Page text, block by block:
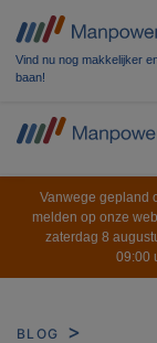
Vind nu nog makkelijker
baan!
Vanwege gepland
melden op onze
zaterdag 8
09:00
BLOG